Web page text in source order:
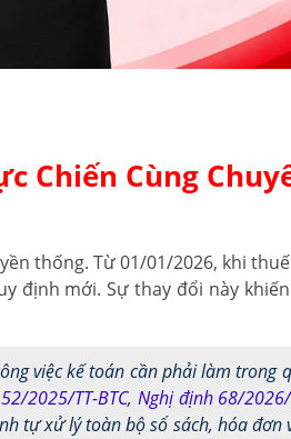
Chiến Cùng
thống. Từ 01/01/2026, khi
định mới. Sự thay đổi này
việc kế toán cần phải làm trong
2025/TT-BTC, Nghị định 68/
tự xử lý toàn bộ sổ sách, hóa đơn